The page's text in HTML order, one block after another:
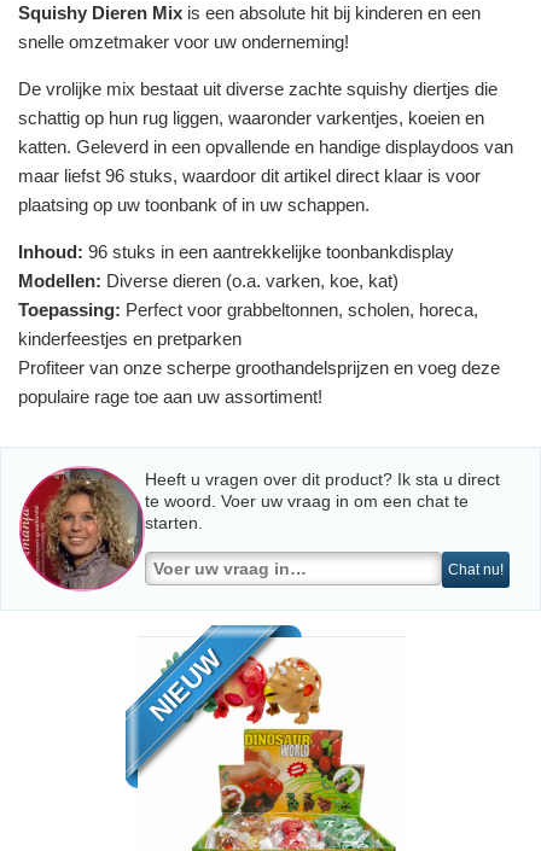
Squishy Dieren Mix is een absolute hit bij kinderen en een
snelle omzetmaker voor uw onderneming!
De vrolijke mix bestaat uit diverse zachte squishy diertjes die
schattig op hun rug liggen, waaronder varkentjes, koeien en
katten. Geleverd in een opvallende en handige displaydoos van
maar liefst 96 stuks, waardoor dit artikel direct klaar is voor
plaatsing op uw toonbank of in uw schappen.
Inhoud: 96 stuks in een aantrekkelijke toonbankdisplay
Modellen: Diverse dieren (o.a. varken, koe, kat)
Toepassing: Perfect voor grabbeltonnen, scholen, horeca,
kinderfeestjes en pretparken
Profiteer van onze scherpe groothandelsprijzen en voeg deze
populaire rage toe aan uw assortiment!
Heeft u vragen over dit product? Ik sta u direct
te woord. Voer uw vraag in om een chat te
starten.
Chat nu!
NIEUW